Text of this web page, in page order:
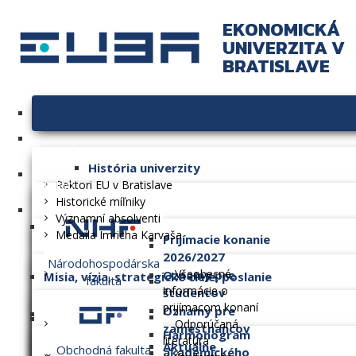
EKONOMICKÁ
UNIVERZITA V
BRATISLAVE
História univerzity
Rektori EU v Bratislave
Historické míľniky
Významní absolventi
Medaila Imricha Karvaša
Misia, vízia, strategické ciele, poslanie
Dlhodobý zámer
Fakulty
Národohospodárska
fakulta
Obchodná fakulta
Prijímacie konanie
2026/2027
Všeobecné
informácie o
prijímacom konaní
Odporúčaná
literatúra
Oznamy pre
študentov
Harmonogram
akademického
Oznamy pre
zamestnancov
Aktuálne